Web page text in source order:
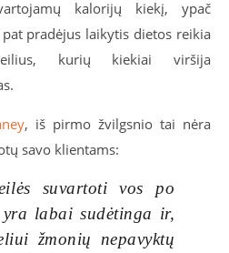
kalorijų kiekį, ypač
pradėjus laikytis dietos reikia
kurių kiekiai viršija
, iš pirmo žvilgsnio tai nėra
savo klientams:
suvartoti vos po
labai sudėtinga ir,
žmonių nepavyktų